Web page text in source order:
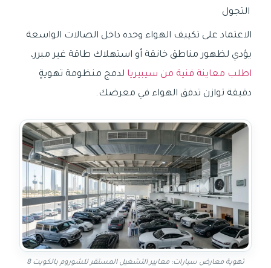
التجول
الاعتماد على تكييف الهواء وحده داخل الصالات الواسعة
يؤدي لظهور مناطق خانقة أو استهلاك طاقة غير مبرر،
اطلب معاينة فنية من سيبيريا لدمج منظومة تهويةٍ
دقيقة توازن تدفق الهواء في معرضك.
تهوية معارض سيارات: معايير التشغيل المستقر للشوروم بالكويت 8